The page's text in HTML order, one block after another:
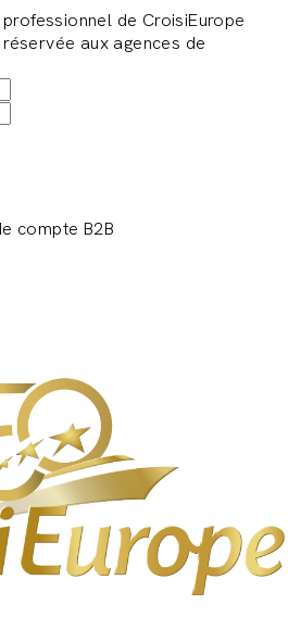
de CroisiEurope
aux agences de
compte B2B